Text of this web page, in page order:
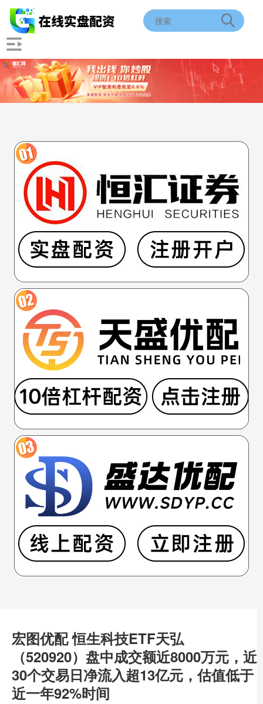
宏图优配 恒生科技ETF天弘
（520920）盘中成交额近8000万元，近
30个交易日净流入超13亿元，估值低于
近一年92%时间